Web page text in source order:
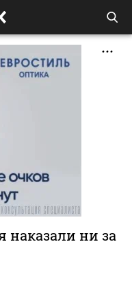
наказали ни за